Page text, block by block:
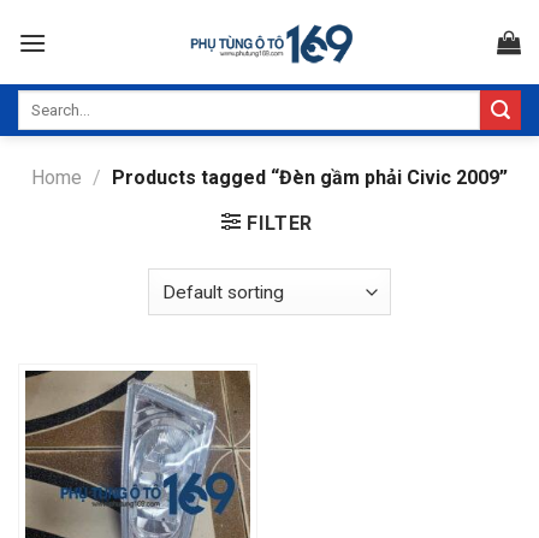
Home / Products tagged “Đèn gầm phải Civic 2009”
FILTER